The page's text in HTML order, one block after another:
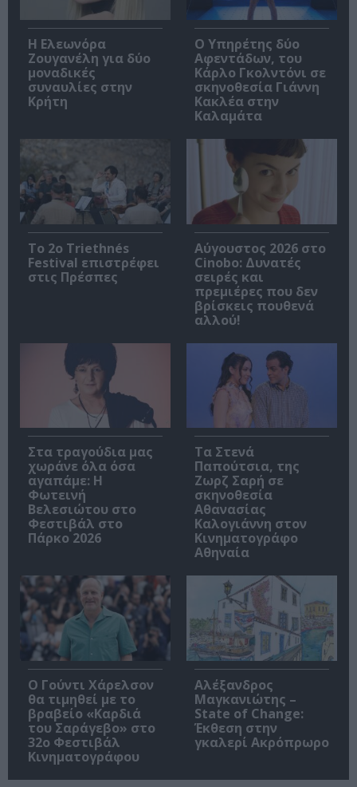
Η Ελεωνόρα
Ζουγανέλη για δύο
μοναδικές
συναυλίες στην
Κρήτη
Ο Υπηρέτης δύο
Αφεντάδων, του
Κάρλο Γκολντόνι σε
σκηνοθεσία Γιάννη
Κακλέα στην
Καλαμάτα
Το 2ο Triethnés
Festival επιστρέφει
στις Πρέσπες
Αύγουστος 2026 στο
Cinobo: Δυνατές
σειρές και
πρεμιέρες που δεν
βρίσκεις πουθενά
αλλού!
Στα τραγούδια μας
χωράνε όλα όσα
αγαπάμε: Η
Φωτεινή
Βελεσιώτου στο
Φεστιβάλ στο
Πάρκο 2026
Τα Στενά
Παπούτσια, της
Ζωρζ Σαρή σε
σκηνοθεσία
Αθανασίας
Καλογιάννη στον
Κινηματογράφο
Αθηναία
Ο Γούντι Χάρελσον
θα τιμηθεί με το
βραβείο «Καρδιά
του Σαράγεβο» στο
32ο Φεστιβάλ
Κινηματογράφου
Αλέξανδρος
Μαγκανιώτης –
State of Change:
Έκθεση στην
γκαλερί Ακρόπρωρο